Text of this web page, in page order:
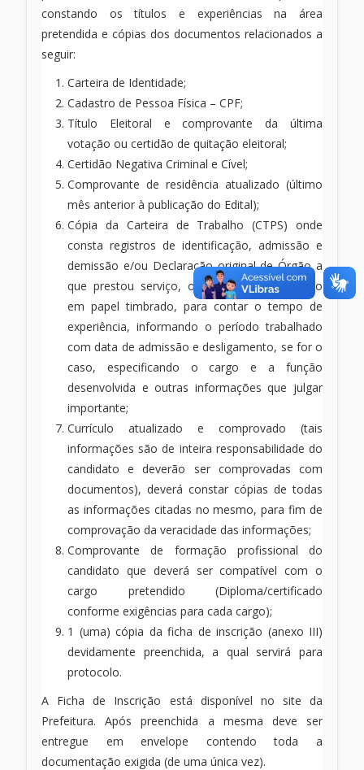
constando os títulos e experiências na área
pretendida e cópias dos documentos relacionados a
seguir:
Carteira de Identidade;
Cadastro de Pessoa Física – CPF;
Título Eleitoral e comprovante da última
votação ou certidão de quitação eleitoral;
Certidão Negativa Criminal e Cível;
Comprovante de residência atualizado (último
mês anterior à publicação do Edital);
Cópia da Carteira de Trabalho (CTPS) onde
consta registros de identificação, admissão e
demissão e/ou Declaração original de Órgão a
que prestou serviço, ou outra documentação
em papel timbrado, para contar o tempo de
experiência, informando o período trabalhado
com data de admissão e desligamento, se for o
caso, especificando o cargo e a função
desenvolvida e outras informações que julgar
importante;
Currículo atualizado e comprovado (tais
informações são de inteira responsabilidade do
candidato e deverão ser comprovadas com
documentos), deverá constar cópias de todas
as informações citadas no mesmo, para fim de
comprovação da veracidade das informações;
Comprovante de formação profissional do
candidato que deverá ser compatível com o
cargo pretendido (Diploma/certificado
conforme exigências para cada cargo);
1 (uma) cópia da ficha de inscrição (anexo III)
devidamente preenchida, a qual servirá para
protocolo.
A Ficha de Inscrição está disponível no site da
Prefeitura. Após preenchida a mesma deve ser
entregue em envelope contendo toda a
documentação exigida (de uma única vez).